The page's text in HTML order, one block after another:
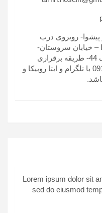
روبروی درب
– خیابان سروستان-
انتهای کوچه سروستان نهم – پلاک 44- طریقه برقراری
تماس با شماره تلفن 09136729270 با تلگرام و ایتا روبیکا و
Lorem ipsum dolor sit
sed do eiusmod